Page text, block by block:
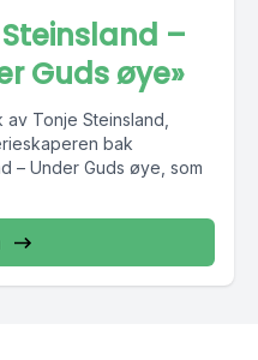
Steinsland –
Guds øye»
Tonje Steinsland,
bak
– Under Guds øye, som